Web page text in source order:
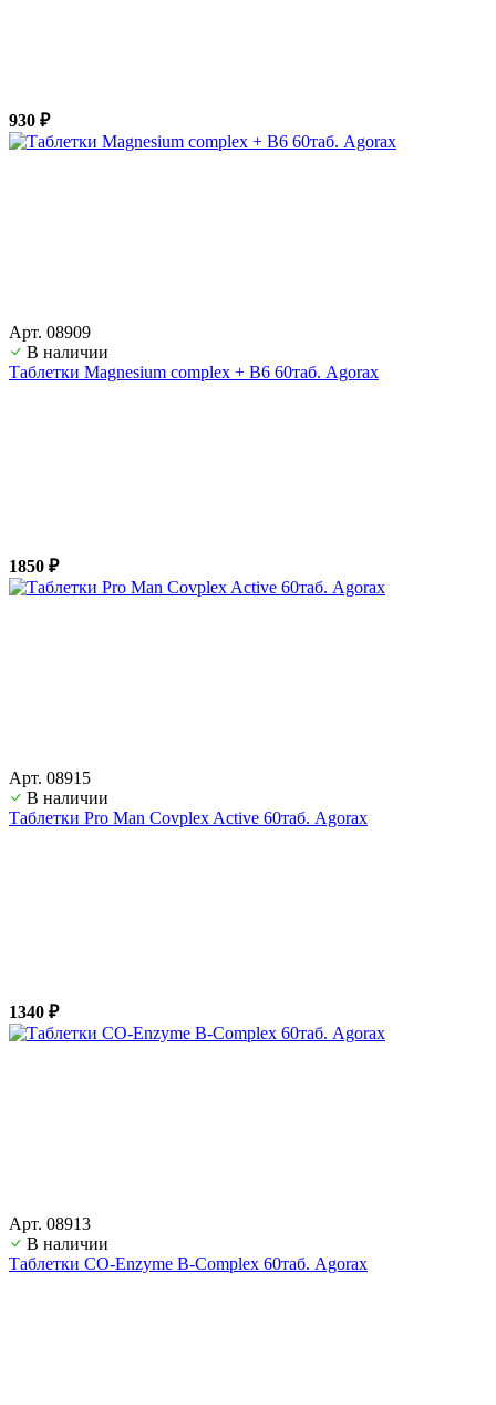
930 ₽
Арт. 08909
В наличии
Таблетки Magnesium complex + B6 60таб. Agorax
1850 ₽
Арт. 08915
В наличии
Таблетки Pro Man Covplex Active 60таб. Agorax
1340 ₽
Арт. 08913
В наличии
Таблетки CO-Enzyme B-Complex 60таб. Agorax